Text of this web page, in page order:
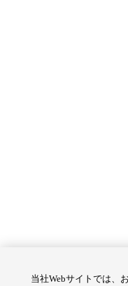
当社Webサイトでは、